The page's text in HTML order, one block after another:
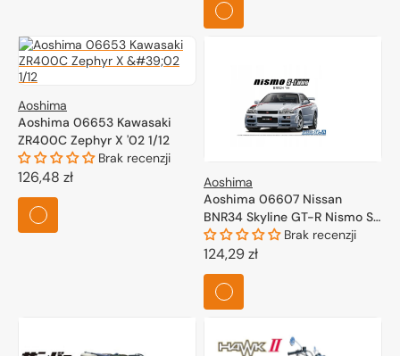
Aoshima
Aoshima 06653 Kawasaki
ZR400C Zephyr X '02 1/12
Brak recenzji
Cena
regularna
126,48 zł
Aoshima
Aoshima 06607 Nissan
BNR34 Skyline GT-R Nismo S-
Tune '04 1/24 Brak recenzji
Cena
regularna
124,29 zł